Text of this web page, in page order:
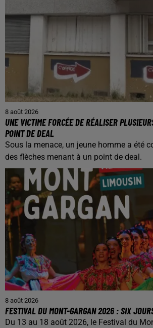
8 août 2026
UNE VICTIME FORCÉE DE RÉALISER
POINT DE DEAL
Sous la menace, un jeune homme a été
des flèches menant à un point de deal.
8 août 2026
FESTIVAL DU MONT-GARGAN 2026 : SIX
Du 13 au 18 août 2026, le Festival du